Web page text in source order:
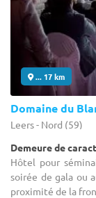
... 17 km
Domaine du
Leers - Nord (59)
Demeure de
Hôtel pour
soirée de gala ou
proximité de la